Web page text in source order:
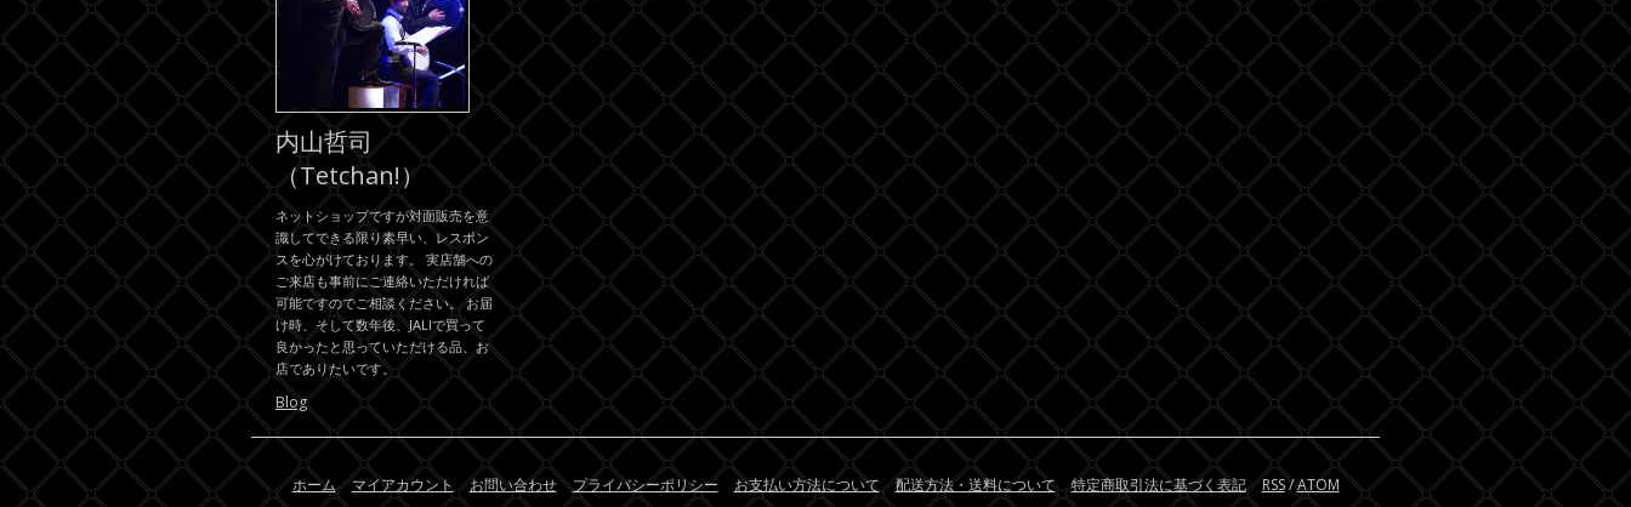
内山哲司
（Tetchan!）
ネットショップですが対面販売を意
識してできる限り素早い、レスポン
スを心がけております。 実店舗への
ご来店も事前にご連絡いただければ
可能ですのでご相談ください。 お届
け時、そして数年後、JALIで買って
良かったと思っていただける品、お
店でありたいです。
Blog
ホーム マイアカウント お問い合わせ プライバシーポリシー お支払い方法について 配送方法・送料について 特定商取引法に基づく表記 RSS/ATOM